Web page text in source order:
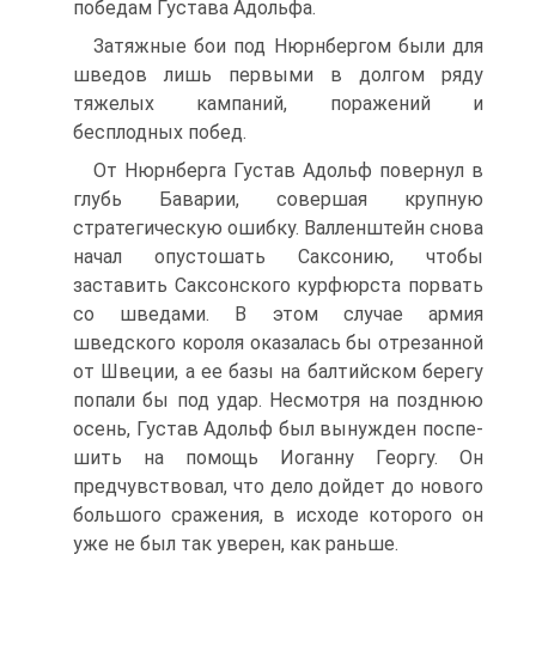
победам Густава Адольфа.
Затяжные бои под Нюрнбергом были для
шведов лишь первыми в долгом ряду
тяжелых кампаний, поражений и
бесплодных побед.
От Нюрнберга Густав Адольф повернул в
глубь Баварии, совершая крупную
стратегическую ошибку. Валленштейн снова
начал опустошать Саксонию, что­бы
заставить Саксонского курфюрста порвать
со шве­дами. В этом случае армия
шведского короля оказа­лась бы отрезанной
от Швеции, а ее базы на балтий­ском берегу
попали бы под удар. Несмотря на позднюю
осень, Густав Адольф был вынужден поспе­
шить на помощь Иоганну Георгу. Он
предчувствовал, что дело дойдет до нового
большого сражения, в исхо­де которого он
уже не был так уверен, как раньше.